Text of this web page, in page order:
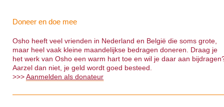
Doneer en doe mee
Osho heeft veel vrienden in Nederland en België die soms grote,
maar heel vaak kleine maandelijkse bedragen doneren. Draag je
het werk van Osho een warm hart toe en wil je daar aan
Aarzel dan niet, je geld wordt goed besteed.
>>>Aanmelden als donateur